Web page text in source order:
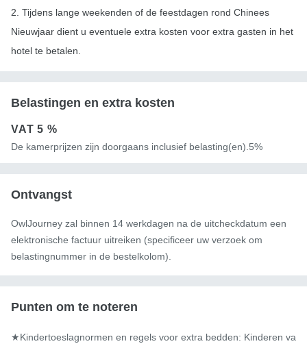
2. Tijdens lange weekenden of de feestdagen rond Chinees
Nieuwjaar dient u eventuele extra kosten voor extra gasten in het
hotel te betalen.
Belastingen en extra kosten
VAT5 %
De kamerprijzen zijn doorgaans inclusief belasting(en).5%
Ontvangst
OwlJourney zal binnen 14 werkdagen na de uitcheckdatum een ​​
elektronische factuur uitreiken (specificeer uw verzoek om
belastingnummer in de bestelkolom).
Punten om te noteren
★Kindertoeslagnormen en regels voor extra bedden: Kinderen va